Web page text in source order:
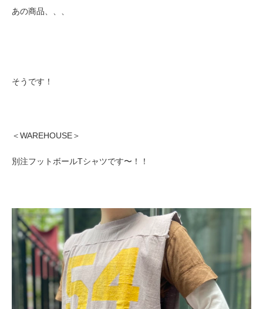
あの商品、、、
そうです！
＜WAREHOUSE＞
別注フットボールTシャツです〜！！